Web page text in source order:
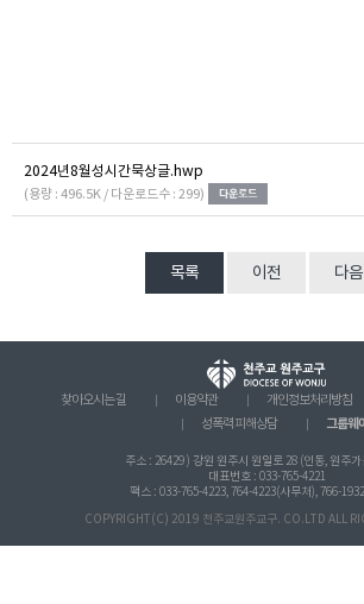
2024년8월성시간묵상글.hwp
(용량 : 496.5K / 다운로드수 : 299)
목록 이전 다음
찾아오시는 길 이용약관 개인정보처리방침
성폭력 피해상담
그룹웨
주소 : 26429 ) 강원 원주시 원일로 28 (인동, 원주
대표번호 : 033-765-4221
팩스 : 033-765-4223, 764-4223(사무처), 766-
COPYRIGHT(C) 2019 천주교원주교구. CO.LTD ALL